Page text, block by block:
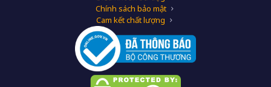
Chính sách bảo mật
Cam kết chất lượng